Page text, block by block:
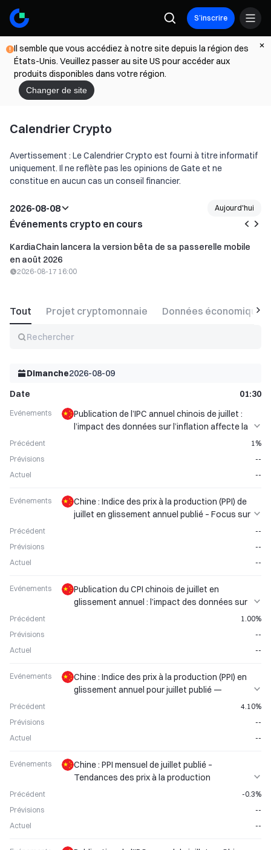
S’inscrire
Il semble que vous accédiez à notre site depuis la région des
États-Unis. Veuillez passer au site US pour accéder aux
produits disponibles dans votre région.
Changer de site
Calendrier Crypto
Avertissement : Le Calendrier Crypto est fourni à titre informatif
uniquement. Il ne reflète pas les opinions de Gate et ne
constitue en aucun cas un conseil financier.
2026-08-08 Aujourd'hui
Événements crypto en cours
KardiaChain lancera la version bêta de sa passerelle mobile
en août 2026
2026-08-17 16:00
Tout Projet cryptomonnaie Données économiques
Rechercher
Dimanche2026-08-09
Date
01:30
Evénements
Publication de l’IPC annuel chinois de juillet :
l’impact des données sur l’inflation affecte la
Précédent
1%
Prévisions
--
Actuel
--
Evénements
Chine : Indice des prix à la production (PPI) de
juillet en glissement annuel publié – Focus sur
Précédent
--
Prévisions
--
Actuel
--
Evénements
Publication du CPI chinois de juillet en
glissement annuel : l’impact des données sur
Précédent
1.00%
Prévisions
--
Actuel
--
Evénements
Chine : Indice des prix à la production (PPI) en
glissement annuel pour juillet publié —
Analyse des tendances de l'indice des prix à la
Précédent
4.10%
Prévisions
--
Actuel
--
Evénements
Chine : PPI mensuel de juillet publié –
Tendances des prix à la production
Précédent
-0.3%
Prévisions
--
Actuel
--